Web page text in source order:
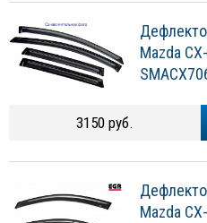
Mazda
3150 руб.
Mazda